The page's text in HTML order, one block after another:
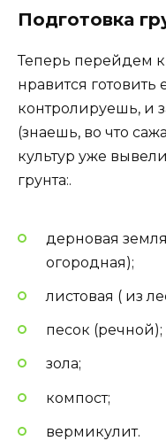
Подготовка
Теперь перейдем к
нравится готовить
контролируешь, и
(знаешь, во что
культур уже
грунта:.
дерновая
огородная);
листовая ( из
песок (речной);
зола;
компост;
вермикулит.